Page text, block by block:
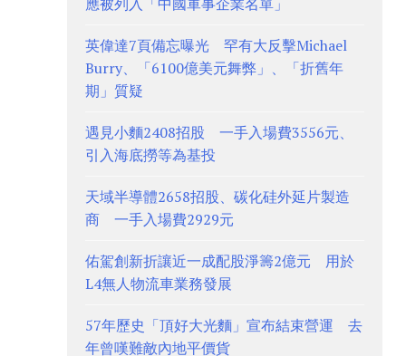
英偉達7頁備忘曝光 罕有大反擊Michael
Burry、「6100億美元舞弊」、「折舊年
期」質疑
遇見小麵2408招股 一手入場費3556元、
引入海底撈等為基投
天域半導體2658招股、碳化硅外延片製造
商 一手入場費2929元
佑駕創新折讓近一成配股淨籌2億元 用於
L4無人物流車業務發展
57年歷史「頂好大光麵」宣布結束營運 去
年曾嘆難敵內地平價貨